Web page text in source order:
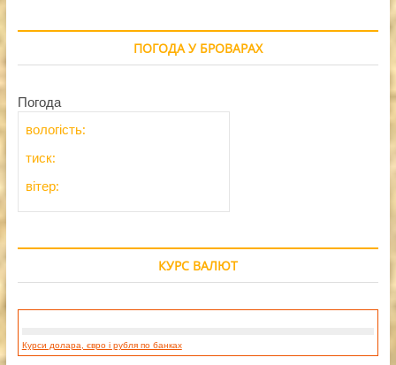
ПОГОДА У БРОВАРАХ
Погода
вологість:
тиск:
вітер:
КУРС ВАЛЮТ
Курси долара, євро і рубля по банках